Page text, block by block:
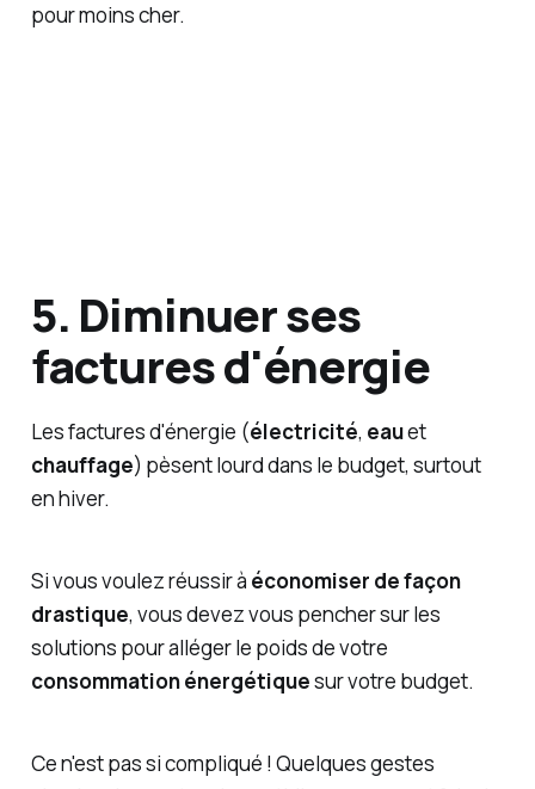
pour moins cher.
5. Diminuer ses
factures d'énergie
Les factures d'énergie (électricité, eauet
chauffage) pèsent lourd dans le budget, surtout
en hiver.
Si vous voulez réussir à économiser de façon
drastique, vous devez vous pencher sur les
solutions pour alléger le poids de votre
consommation énergétiquesur votre budget.
Ce n'est pas si compliqué ! Quelques gestes